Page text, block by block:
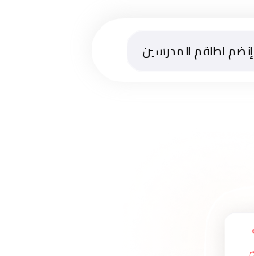
إنضم لطاقم المدرسين